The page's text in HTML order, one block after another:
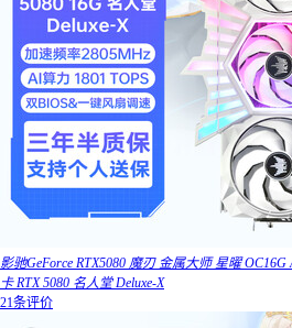
影驰GeForce RTX5080 魔刃 金属大师 星曜
卡 RTX 5080 名人堂 Deluxe-X
21条评价